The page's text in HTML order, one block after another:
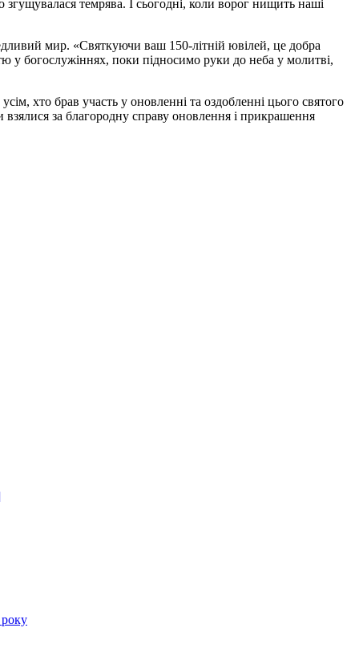
темрява. І сьогодні, коли ворог нищить наші
мир. «Святкуючи ваш 150-літній ювілей, це добра
у богослужіннях, поки підносимо руки до неба у молитві,
хто брав участь у оновленні та оздобленні цього святого
за благородну справу оновлення і прикрашення